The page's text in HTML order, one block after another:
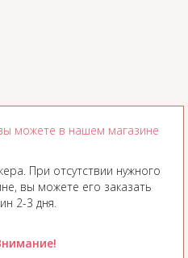
можете в нашем магазине
При отсутствии нужного
вы можете его заказать
2-3 дня.